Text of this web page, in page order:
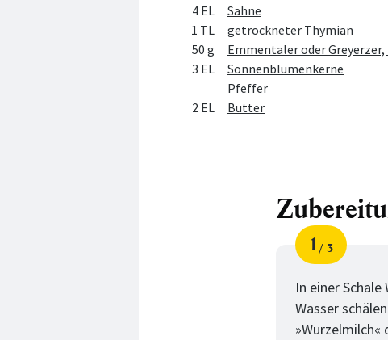
4 EL
Sahne
1 TL
getrockneter Thymian
50 g
Emmentaler oder
3 EL
Sonnenblumenkerne
Pfeffer
2 EL
Butter
Schritt
1
von
3
In einer
Wasser